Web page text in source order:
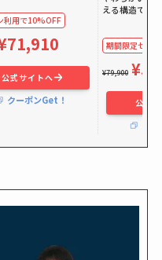
利用で10%OFF
公式サイトへ
クーポンGet！
える構造で体
期間限定セー
¥79,900
公式